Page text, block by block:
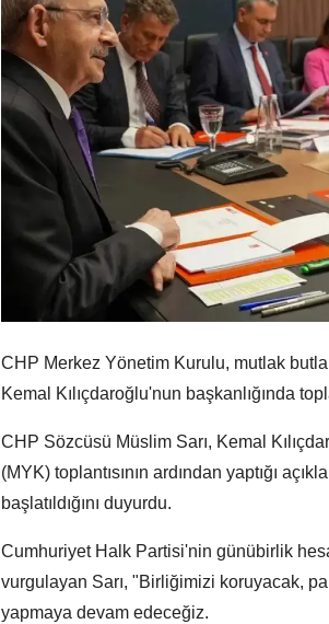
CHP Merkez Yönetim Kurulu, mutlak
Kemal Kılıçdaroğlu'nun başkanlığında
CHP Sözcüsü Müslim Sarı, Kemal
(MYK) toplantısının ardından yaptığı
başlatıldığını duyurdu.
Cumhuriyet Halk Partisi'nin günübirlik
vurgulayan Sarı, "Birliğimizi koruyacak,
yapmaya devam edeceğiz.